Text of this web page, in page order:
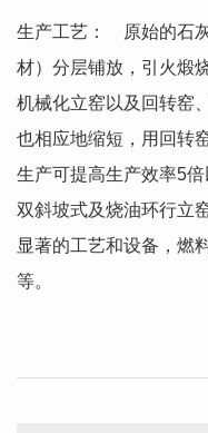
生产工艺： 原始的石
材）分层铺放，引火煅
机械化立窑以及回转窑
也相应地缩短，用回转
生产可提高生产效率5倍
双斜坡式及烧油环行立
显著的工艺和设备，燃
等。